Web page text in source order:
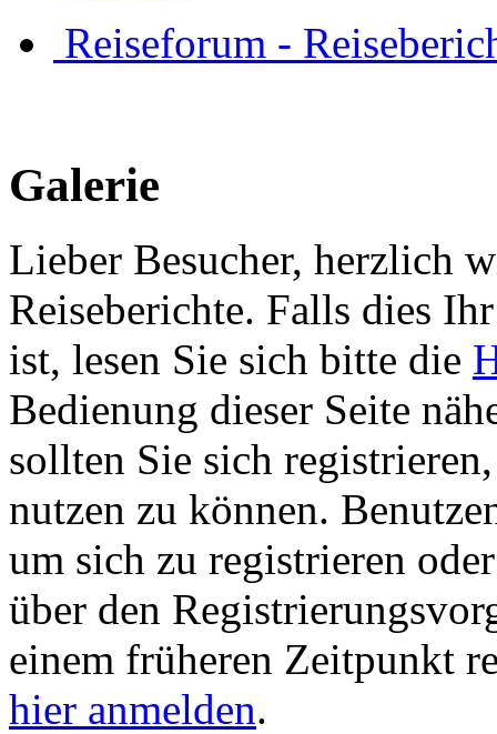
Reiseforum -
Galerie
Lieber Besucher, herzlich
Reiseberichte. Falls dies
ist, lesen Sie sich bitte die
Bedienung dieser Seite
sollten Sie sich
nutzen zu können.
um sich zu registrieren
über den
einem früheren Zeitpunkt
hier anmelden.